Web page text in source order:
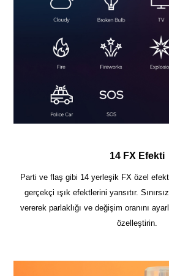
14 FX Efekti
Parti ve flaş gibi 14 yerleşik FX özel
gerçekçi ışık efektlerini yansıtır.
vererek parlaklığı ve değişim oranını
özelleştirin.